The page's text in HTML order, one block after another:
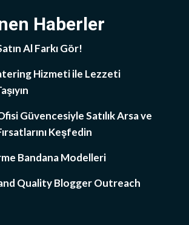
Haberler
Al Farkı Gör!
Hizmeti ile Lezzeti
Güvencesiyle Satılık Arsa ve
Keşfedin
Bandana Modelleri
Quality Blogger Outreach